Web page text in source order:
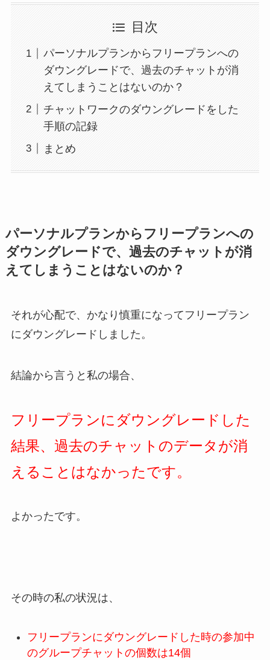
目次
パーソナルプランからフリープランへの
ダウングレードで、過去のチャットが消
えてしまうことはないのか？
チャットワークのダウングレードをした
手順の記録
まとめ
パーソナルプランからフリープランへの
ダウングレードで、過去のチャットが消
えてしまうことはないのか？
それが心配で、かなり慎重になってフリープラン
にダウングレードしました。
結論から言うと私の場合、
フリープランにダウングレードした
結果、過去のチャットのデータが消
えることはなかったです。
よかったです。
その時の私の状況は、
フリープランにダウングレードした時の参加中
のグループチャットの個数は14個